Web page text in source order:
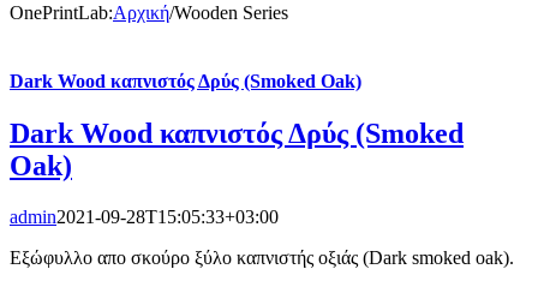
OnePrintLab:Αρχική/Wooden Series
Dark Wood καπνιστός Δρύς (Smoked Oak)
Dark Wood καπνιστός Δρύς (Smoked
Oak)
admin2021-09-28T15:05:33+03:00
Εξώφυλλο απο σκούρο ξύλο καπνιστής οξιάς (Dark smoked oak).